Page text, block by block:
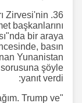
Zirvesi'nin
başkanlarını
bir araya
basın
Yunanistan
sorusuna şöyle
yanıt verdi:
Trump ve